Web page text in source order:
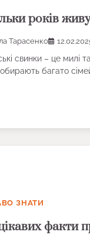
років
Тарасенко
свинки – це милі
багато
ЗНАТИ
факти